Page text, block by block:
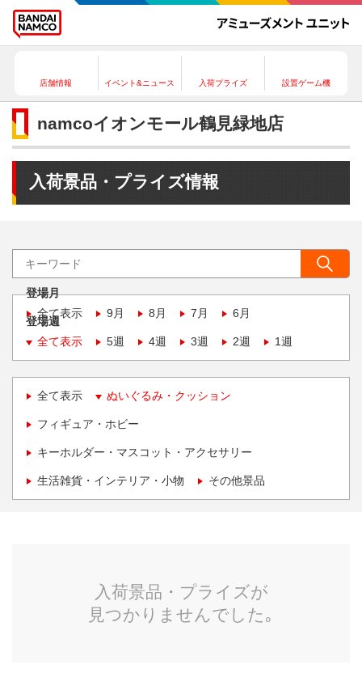
店舗情報 イベント&ニュース 入荷プライズ 設置ゲーム機
namcoイオンモール鶴見緑地店
入荷景品・プライズ情報
登場月
全て表示
9月 8月 7月 6月
登場週
全て表示
5週 4週 3週 2週 1週
全て表示 ぬいぐるみ・クッション
フィギュア・ホビー
キーホルダー・マスコット・アクセサリー
生活雑貨・インテリア・小物 その他景品